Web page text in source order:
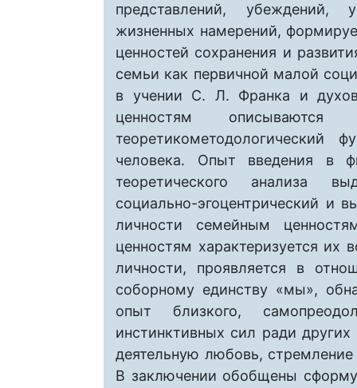
представлений, убеждений,
жизненных намерений,
ценностей сохранения и
семьи как первичной малой
в учении С. Л. Франка и
ценностям
теоретикометодологический
человека. Опыт введения в
теоретического анализа
социально-эгоцентрический и
личности семейным
ценностям характеризуется
личности, проявляется в
соборному единству «мы»,
опыт близкого,
инстинктивных сил ради
деятельную любовь,
В заключении обобщены